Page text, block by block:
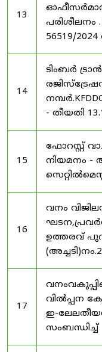
13
പരിശീലനം
56519/2024
14
ടിംബർ
- തീയതി
15
ഫോറസ്റ്റ്
നിയമനം -
16
വനം
ഉത്തരവ്
17
വിൽപ്പന
ഇ-
സംബന്ധിച്ച്